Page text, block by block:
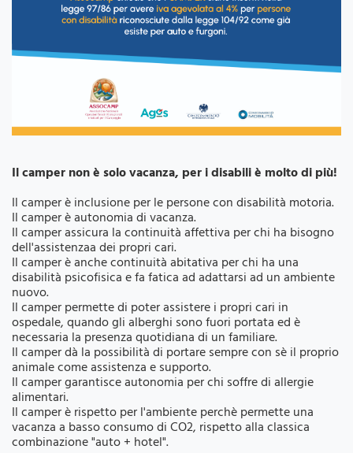
Il camper non è solo vacanza, per i disabili è molto di più!
Il camper è inclusione per le persone con disabilità motoria.
Il camper è autonomia di vacanza.
Il camper assicura la continuità affettiva per chi ha bisogno
dell'assistenzaa dei propri cari.
Il camper è anche continuità abitativa per chi ha una
disabilità psicofisica e fa fatica ad adattarsi ad un ambiente
nuovo.
Il camper permette di poter assistere i propri cari in
ospedale, quando gli alberghi sono fuori portata ed è
necessaria la presenza quotidiana di un familiare.
Il camper dà la possibilità di portare sempre con sè il proprio
animale come assistenza e supporto.
Il camper garantisce autonomia per chi soffre di allergie
alimentari.
Il camper è rispetto per l'ambiente perchè permette una
vacanza a basso consumo di CO2, rispetto alla classica
combinazione "auto + hotel".